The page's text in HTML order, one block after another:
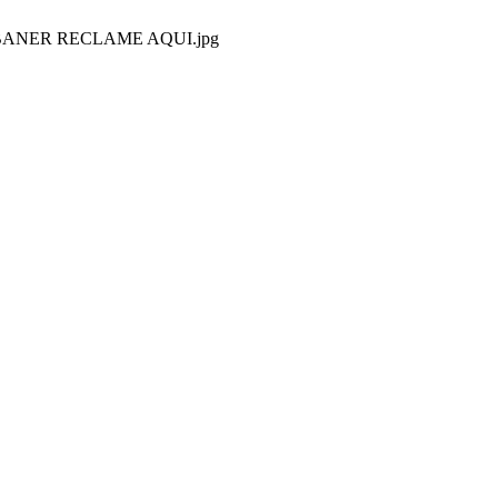
RECLAME AQUI.jpg